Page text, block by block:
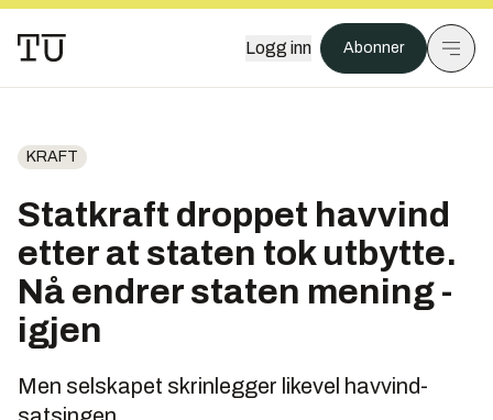
Logg inn Abonner
KRAFT
Statkraft droppet havvind
etter at staten tok utbytte.
Nå endrer staten mening -
igjen
Men selskapet skrinlegger likevel havvind-